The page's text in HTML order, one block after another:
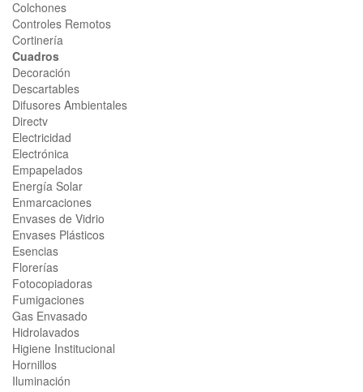
Colchones
Controles Remotos
Cortinería
Cuadros
Decoración
Descartables
Difusores Ambientales
Directv
Electricidad
Electrónica
Empapelados
Energía Solar
Enmarcaciones
Envases de Vidrio
Envases Plásticos
Esencias
Florerías
Fotocopiadoras
Fumigaciones
Gas Envasado
Hidrolavados
Higiene Institucional
Hornillos
Iluminación